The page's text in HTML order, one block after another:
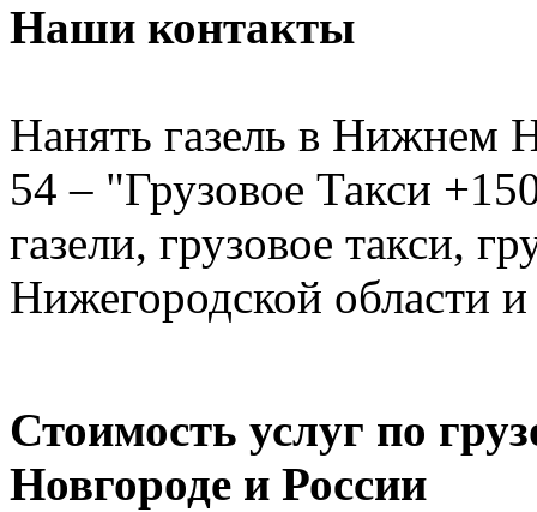
Наши контакты
Нанять газель в Нижнем
54 – "Грузовое Такси
газели, грузовое такси,
Нижегородской области
Стоимость услуг по
Новгороде и России